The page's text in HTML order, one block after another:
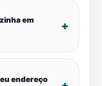
em
endereço